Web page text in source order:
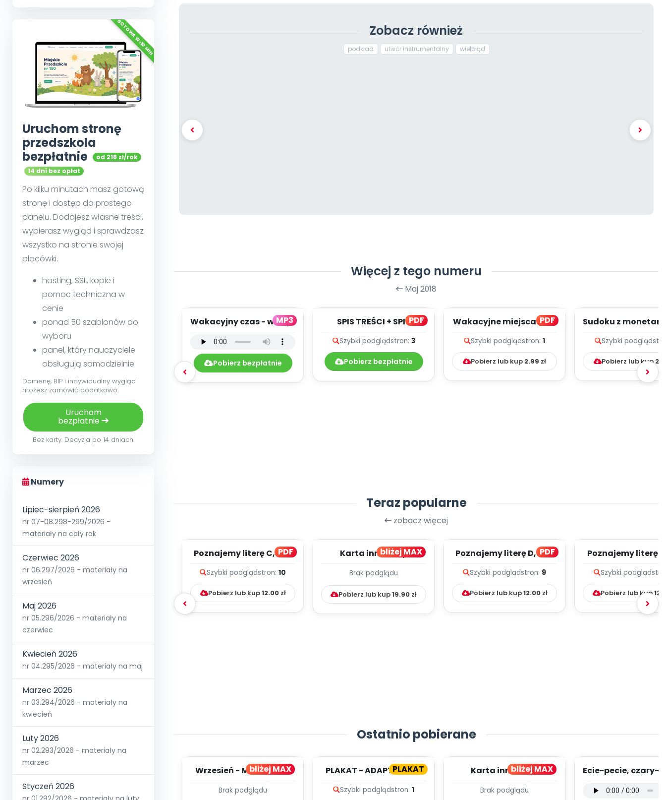
Uruchom stronę
przedszkola
bezpłatnie
od 218 zł/rok
14 dni bez opłat
Po kilku minutach masz gotową
stronę i dostęp do prostego
panelu. Dodajesz własne treści,
wybierasz wygląd i sprawdzasz
wszystko na stronie swojej
placówki.
hosting, SSL, kopie i
pomoc techniczna w
cenie
ponad 50 szablonów do
wyboru
panel, który nauczyciele
obsługują samodzielnie
Domenę, BIP i indywidualny wygląd
możesz zamówić dodatkowo.
Uruchom
bezpłatnie
Bez karty. Decyzja po 14 dniach.
Numery
Lipiec-sierpień 2026
nr 07-08.298-299/2026 -
materiały na cały rok
Czerwiec 2026
nr 06.297/2026 - materiały na
wrzesień
Maj 2026
nr 05.296/2026 - materiały na
czerwiec
Kwiecień 2026
nr 04.295/2026 - materiały na maj
Marzec 2026
nr 03.294/2026 - materiały na
kwiecień
Luty 2026
nr 02.293/2026 - materiały na
marzec
Styczeń 2026
Zobacz również
podkład utwór instrumentalny wielbłąd
Więcej z tego numeru
Maj 2018
MP3
Wakacyjny czas - wersja
mp3)
Pobierz bezpłatnie
PDF
SPIS TREŚCI + SPIS
DYDAKTYCZNYCH
5.200/2018
Szybki podglądstron: 3
Pobierz bezpłatnie
PDF
Wakacyjne miejsca (PD)
Szybki podglądstron: 1
Pobierz lub kup 2.99 zł
Sudoku z
Szybki podgląd
Pobierz lub kup
Teraz popularne
zobacz więcej
PDF
Poznajemy literę C, cz. 1
Szybki podglądstron: 10
Pobierz lub kup12.00zł
bliżej MAX
Karta innowacji
Kumpelkowo
Brak podglądu
Pobierz lub kup19.90 zł
PDF
Poznajemy literę D, cz. 1
Szybki podglądstron: 9
Pobierz lub kup12.00zł
Poznajemy literę E,
Szybki podgląd
Pobierz lub kup
Ostatnio pobierane
bliżej MAX
Wrzesień - MIESIĘCZNY
WYCHOWAWCZO –
Brak podglądu
PLAKAT
PLAKAT - ADAPTACJA -
Szybki podglądstron: 1
bliżej MAX
Karta innowacji
Kumpelkowo
Brak podglądu
Ecie-pecie, czary-
mp3)